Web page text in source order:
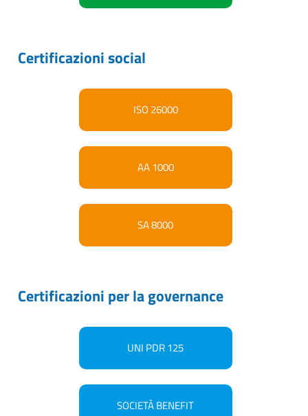
Certificazioni social
ISO 26000
AA 1000
SA 8000
Certificazioni per la governance
UNI PDR 125
SOCIETÀ BENEFIT